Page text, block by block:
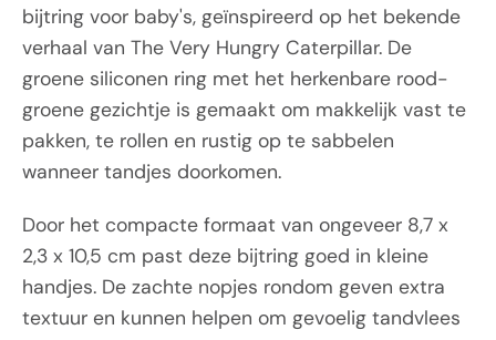
bijtring voor baby's, geïnspireerd op het bekende
verhaal van The Very Hungry Caterpillar. De
groene siliconen ring met het herkenbare rood-
groene gezichtje is gemaakt om makkelijk vast te
pakken, te rollen en rustig op te sabbelen
wanneer tandjes doorkomen.
Door het compacte formaat van ongeveer 8,7 x
2,3 x 10,5 cm past deze bijtring goed in kleine
handjes. De zachte nopjes rondom geven extra
textuur en kunnen helpen om gevoelig tandvlees